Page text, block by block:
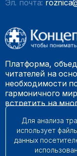
Эл. почта:
Платформа,
читателей на
необходимости
гармоничного
встретить на
© 2009 – 2026.
Для анализа
использует
данных